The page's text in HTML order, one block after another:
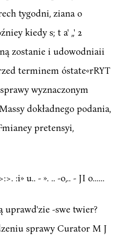
tygodni, ziana o
kiedy s; t a' ,,' 2
zostanie i udowodniaii
terminem óstate«rRYT
wyznaczonym
dokładnego podania,
pretensyi,
:i» u.. - ». .. -o,.. - JI o......
uprawd'zie -swe twier?
sprawy Curator M J